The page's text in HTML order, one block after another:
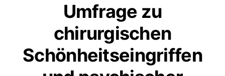
Umfrage zu
chirurgischen
Schönheitseingriffen